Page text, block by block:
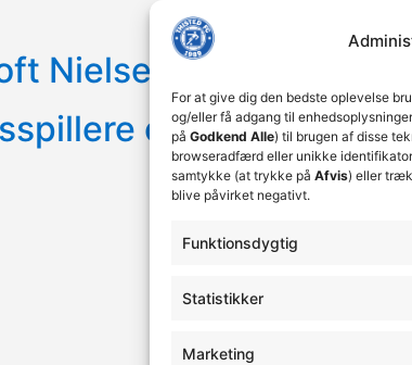
For at give dig den bedste oplevelse
og/eller få adgang til
på Godkend Alle) til brugen af disse
browseradfærd eller unikke
samtykke (at trykke på Afvis) eller
blive påvirket negativt.
Funktionsdygtig
Statistikker
Marketing
Nielsen
op i 1. holdets